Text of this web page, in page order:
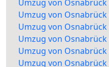
Umzug von
Umzug von
Umzug von Osnabrück
Umzug von
Umzug von Osnabrück
Umzug von